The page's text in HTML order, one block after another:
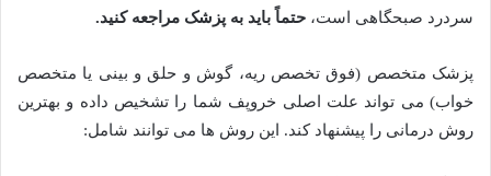
سردرد صبحگاهی است، حتماً باید به پزشک مراجعه کنید.
پزشک متخصص (فوق تخصص ریه، گوش و حلق و بینی یا متخصص
خواب) می تواند علت اصلی خروپف شما را تشخیص داده و بهترین
روش درمانی را پیشنهاد کند. این روش ها می توانند شامل: